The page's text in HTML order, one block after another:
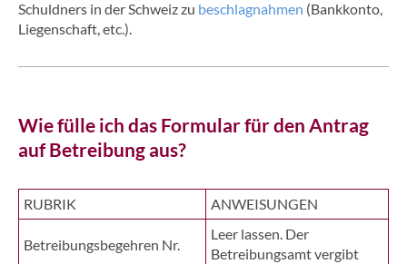
Schuldners in der Schweiz zu beschlagnahmen (Bankkonto,
Liegenschaft, etc.).
Wie fülle ich das Formular für den Antrag
auf Betreibung aus?
RUBRIK ANWEISUNGEN
Betreibungsbegehren Nr.
Leer lassen. Der
Betreibungsamt vergibt